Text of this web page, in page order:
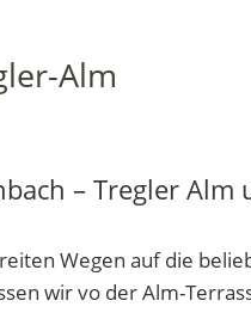
Alm
– Tregler Alm
Wegen auf die
wir vo der Alm-